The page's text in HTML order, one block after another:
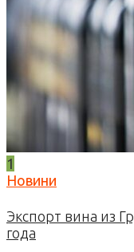
1
Новини
Экспорт вина из
года